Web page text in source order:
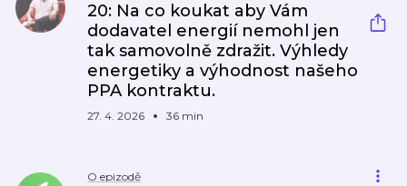
20: Na co koukat aby Vám
dodavatel energií nemohl jen
tak samovolně zdražit. Výhledy
energetiky a výhodnost našeho
PPA kontraktu.
27. 4. 2026 36 min
O epizodě